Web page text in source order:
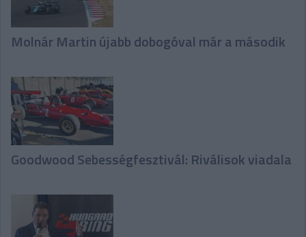
Molnár Martin újabb dobogóval már a második
Goodwood Sebességfesztivál: Riválisok viadala